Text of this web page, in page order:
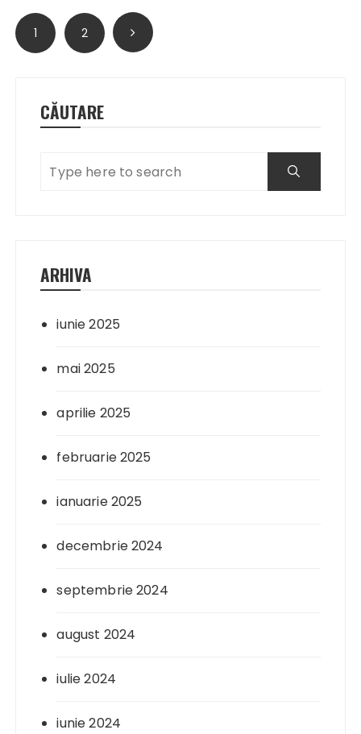
Paginație
articole
1 2
CĂUTARE
ARHIVA
iunie 2025
mai 2025
aprilie 2025
februarie 2025
ianuarie 2025
decembrie 2024
septembrie 2024
august 2024
iulie 2024
iunie 2024